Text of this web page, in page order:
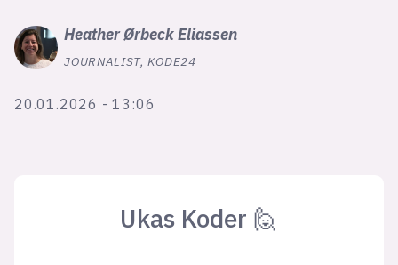
HeatherØrbeck Eliassen
JOURNALIST, KODE24
20.01.2026 - 13:06
Ukas Koder 🙋